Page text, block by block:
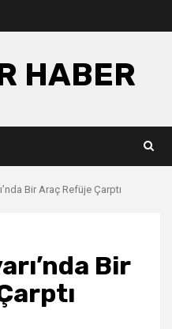
HABER
Bir Araç Refüje Çarptı
Bir